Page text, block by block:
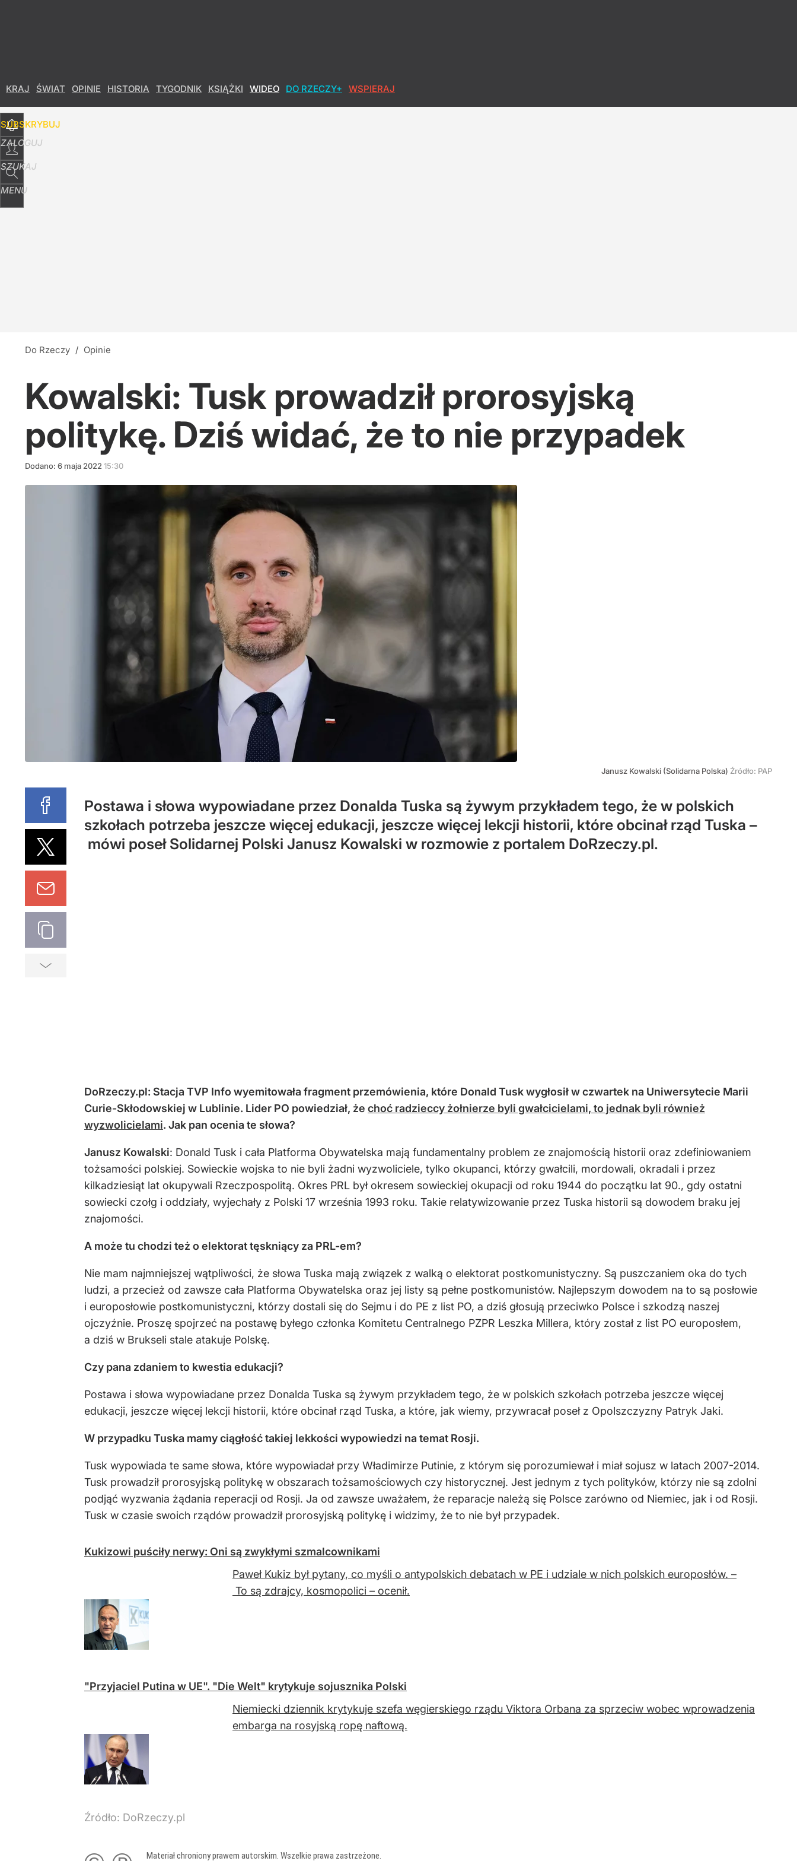
KRAJ ŚWIAT OPINIE HISTORIA TYGODNIK KSIĄŻKI WIDEO DO RZECZY+ WSPIERAJ
SUBSKRYBUJ
ZALOGUJ
SZUKAJ
MENU
Do Rzeczy / Opinie
Kowalski: Tusk prowadził prorosyjską
politykę. Dziś widać, że to nie przypadek
Dodano: 6 maja 2022 15:30
Janusz Kowalski (Solidarna Polska) Źródło: PAP
Postawa i słowa wypowiadane przez Donalda Tuska są żywym przykładem tego, że w polskich
szkołach potrzeba jeszcze więcej edukacji, jeszcze więcej lekcji historii, które obcinał rząd Tuska –
mówi poseł Solidarnej Polski Janusz Kowalski w rozmowie z portalem DoRzeczy.pl.
DoRzeczy.pl: Stacja TVP Info wyemitowała fragment przemówienia, które Donald Tusk wygłosił w czwartek na Uniwersytecie Marii
Curie-Skłodowskiej w Lublinie. Lider PO powiedział, że choć radzieccy żołnierze byli gwałcicielami, to jednak byli również
wyzwolicielami. Jak pan ocenia te słowa?
Janusz Kowalski: Donald Tusk i cała Platforma Obywatelska mają fundamentalny problem ze znajomością historii oraz zdefiniowaniem
tożsamości polskiej. Sowieckie wojska to nie byli żadni wyzwoliciele, tylko okupanci, którzy gwałcili, mordowali, okradali i przez
kilkadziesiąt lat okupywali Rzeczpospolitą. Okres PRL był okresem sowieckiej okupacji od roku 1944 do początku lat 90., gdy ostatni
sowiecki czołg i oddziały, wyjechały z Polski 17 września 1993 roku. Takie relatywizowanie przez Tuska historii są dowodem braku jej
znajomości.
A może tu chodzi też o elektorat tęskniący za PRL-em?
Nie mam najmniejszej wątpliwości, że słowa Tuska mają związek z walką o elektorat postkomunistyczny. Są puszczaniem oka do tych
ludzi, a przecież od zawsze cała Platforma Obywatelska oraz jej listy są pełne postkomunistów. Najlepszym dowodem na to są posłowie
i europosłowie postkomunistyczni, którzy dostali się do Sejmu i do PE z list PO, a dziś głosują przeciwko Polsce i szkodzą naszej
ojczyźnie. Proszę spojrzeć na postawę byłego członka Komitetu Centralnego PZPR Leszka Millera, który został z list PO europosłem,
a dziś w Brukseli stale atakuje Polskę.
Czy pana zdaniem to kwestia edukacji?
Postawa i słowa wypowiadane przez Donalda Tuska są żywym przykładem tego, że w polskich szkołach potrzeba jeszcze więcej
edukacji, jeszcze więcej lekcji historii, które obcinał rząd Tuska, a które, jak wiemy, przywracał poseł z Opolszczyzny Patryk Jaki.
W przypadku Tuska mamy ciągłość takiej lekkości wypowiedzi na temat Rosji.
Tusk wypowiada te same słowa, które wypowiadał przy Władimirze Putinie, z którym się porozumiewał i miał sojusz w latach 2007-2014.
Tusk prowadził prorosyjską politykę w obszarach tożsamościowych czy historycznej. Jest jednym z tych polityków, którzy nie są zdolni
podjąć wyzwania żądania reperacji od Rosji. Ja od zawsze uważałem, że reparacje należą się Polsce zarówno od Niemiec, jak i od Rosji.
Tusk w czasie swoich rządów prowadził prorosyjską politykę i widzimy, że to nie był przypadek.
Kukizowi puściły nerwy: Oni są zwykłymi szmalcownikami
Paweł Kukiz był pytany, co myśli o antypolskich debatach w PE i udziale w nich polskich europosłów. –
To są zdrajcy, kosmopolici – ocenił.
"Przyjaciel Putina w UE". "Die Welt" krytykuje sojusznika Polski
Niemiecki dziennik krytykuje szefa węgierskiego rządu Viktora Orbana za sprzeciw wobec wprowadzenia
embarga na rosyjską ropę naftową.
Źródło: DoRzeczy.pl
Materiał chroniony prawem autorskim. Wszelkie prawa zastrzeżone.